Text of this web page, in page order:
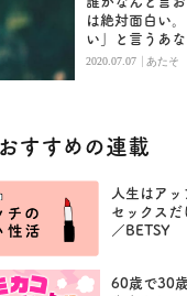
は絶対面白い
い」と言うあ
か？
2020.07.07 | あたそ
すすめの連載
人生はアッ
セックスだ
／BETSY
60歳で30